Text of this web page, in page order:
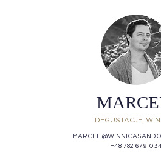
DEGUSTACJE,
+48 782 679 034